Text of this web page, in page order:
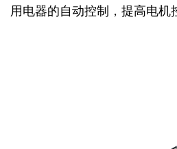
用电器的自动控制，提高电